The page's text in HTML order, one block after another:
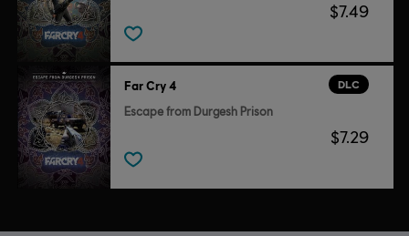
$7.49
DLC
Far Cry 4
Escape from Durgesh Prison
$7.29